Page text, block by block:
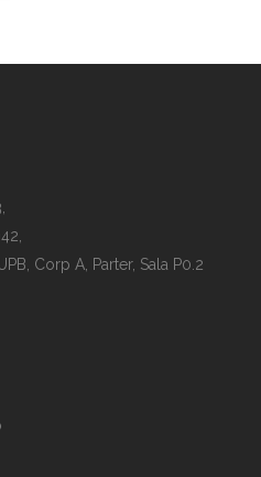
Corp A, Parter, Sala P0.2